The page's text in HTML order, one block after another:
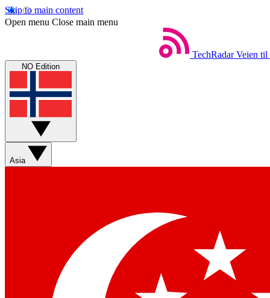
Skip to main content
Open menu Close main menu
TechRadar Veien til
NO Edition
Asia